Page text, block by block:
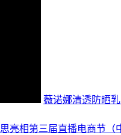
薇诺娜清透防晒
亮相第三届直播电商节（